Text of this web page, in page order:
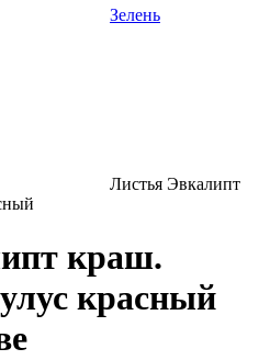
Зелень
Листья Эвкалипт
краш.
красный